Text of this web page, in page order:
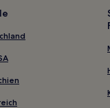
Rocca Roveresca
Monastero di San